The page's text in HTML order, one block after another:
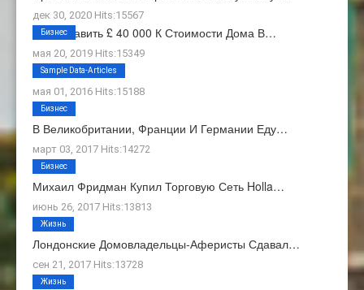
дек 30, 2020 Hits:15567
Как Добавить £ 40 000 К Стоимости Дома В…
мая 20, 2019 Hits:15349
Бизнес
О Нас
мая 01, 2016 Hits:15188
Sample Data-Articles
В Великобритании, Франции И Германии Еду…
март 03, 2017 Hits:14272
Бизнес
Михаил Фридман Купил Торговую Сеть Holla…
июнь 26, 2017 Hits:13813
Бизнес
Лондонские Домовладельцы-Аферисты Сдавал…
сен 21, 2017 Hits:13728
Жизнь
Жизнь